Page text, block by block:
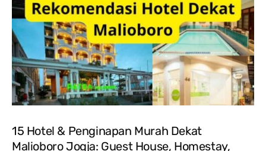
15 Hotel & Penginapan Murah Dekat
Malioboro Jogja: Guest House, Homestay,